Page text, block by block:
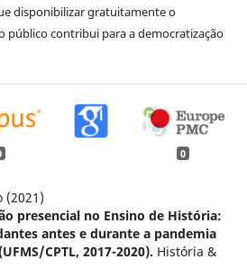
disponibilizar gratuitamente o
público contribui para a democratização
0
(2021)
presencial no Ensino de História:
antes e durante a pandemia
CPTL, 2017-2020). História &